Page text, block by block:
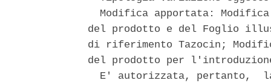
Modifica apportata:
del prodotto e del Foglio
di riferimento Tazocin;
del prodotto per
E' autorizzata, pertanto,